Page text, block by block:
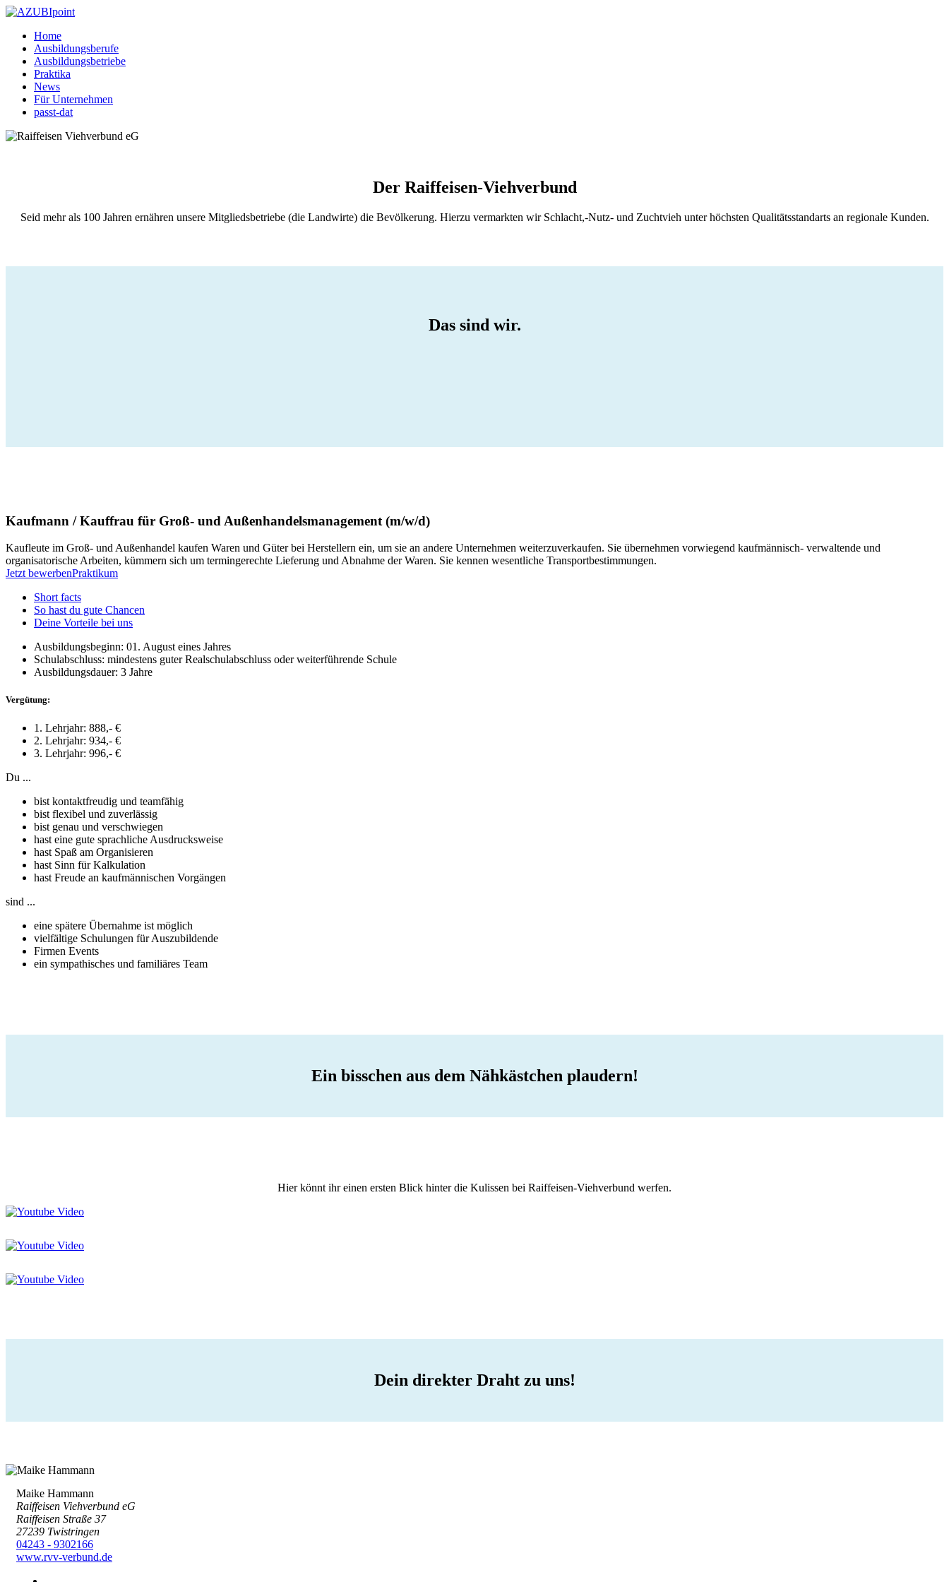
Home
Ausbildungsberufe
Ausbildungsbetriebe
Praktika
News
Für Unternehmen
passt-dat
Der Raiffeisen-Viehverbund
Seid mehr als 100 Jahren ernähren unsere Mitgliedsbetriebe (die Landwirte) die Bevölkerung. Hierzu vermarkten wir Schlacht,-Nutz- und Zuchtvieh unter höchsten Qualitätsstandarts an regionale Kunden.
Das sind wir.
Kaufmann / Kauffrau für Groß- und Außenhandelsmanagement (m/w/d)
Kaufleute im Groß- und Außenhandel kaufen Waren und Güter bei Herstellern ein, um sie an andere Unternehmen weiterzuverkaufen. Sie übernehmen vorwiegend kaufmännisch- verwaltende und
organisatorische Arbeiten, kümmern sich um termingerechte Lieferung und Abnahme der Waren. Sie kennen wesentliche Transportbestimmungen.
Jetzt bewerbenPraktikum
Short facts
So hast du gute Chancen
Deine Vorteile bei uns
Ausbildungsbeginn: 01. August eines Jahres
Schulabschluss: mindestens guter Realschulabschluss oder weiterführende Schule
Ausbildungsdauer: 3 Jahre
Vergütung:
1. Lehrjahr: 888,- €
2. Lehrjahr: 934,- €
3. Lehrjahr: 996,- €
Du ...
bist kontaktfreudig und teamfähig
bist flexibel und zuverlässig
bist genau und verschwiegen
hast eine gute sprachliche Ausdrucksweise
hast Spaß am Organisieren
hast Sinn für Kalkulation
hast Freude an kaufmännischen Vorgängen
sind ...
eine spätere Übernahme ist möglich
vielfältige Schulungen für Auszubildende
Firmen Events
ein sympathisches und familiäres Team
Ein bisschen aus dem Nähkästchen plaudern!
Hier könnt ihr einen ersten Blick hinter die Kulissen bei Raiffeisen-Viehverbund werfen.
Dein direkter Draht zu uns!
Maike Hammann
Raiffeisen Viehverbund eG
Raiffeisen Straße 37
27239 Twistringen
04243 - 9302166
www.rvv-verbund.de